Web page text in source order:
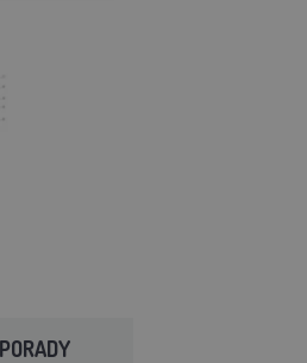
PORADY